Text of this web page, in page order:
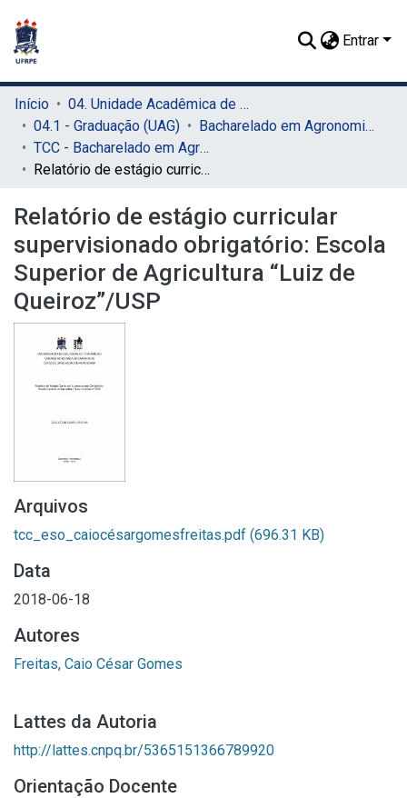
Entrar
Início
04. Unidade Acadêmica de Garanhuns (UAG)
04.1 - Graduação (UAG)
Bacharelado em Agronomia (UAG)
TCC - Bacharelado em Agronomia (UAG)
Relatório de estágio curricular supervisionado obrigatório: Escola Superior de Agricultura “Luiz de Queiroz”/USP
Relatório de estágio curricular
supervisionado obrigatório: Escola
Superior de Agricultura “Luiz de
Queiroz”/USP
Arquivos
tcc_eso_caiocésargomesfreitas.pdf (696.31 KB)
Data
2018-06-18
Autores
Freitas, Caio César Gomes
Lattes da Autoria
http://lattes.cnpq.br/5365151366789920
Orientação Docente